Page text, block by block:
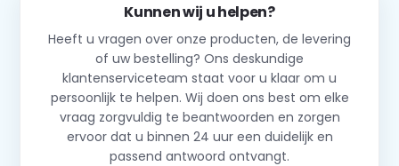
Kunnen wij u helpen?
Heeft u vragen over onze producten, de levering
of uw bestelling? Ons deskundige
klantenserviceteam staat voor u klaar om u
persoonlijk te helpen. Wij doen ons best om elke
vraag zorgvuldig te beantwoorden en zorgen
ervoor dat u binnen 24 uur een duidelijk en
passend antwoord ontvangt.